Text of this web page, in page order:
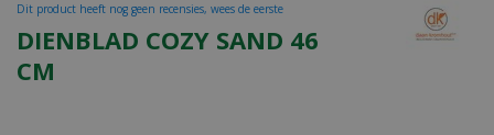
DIENBLAD COZY SAND 46
CM
Dit product heeft nog geen recensies, wees de eerste